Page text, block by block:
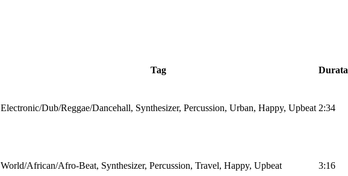
Tag Durata
Electronic/Dub/Reggae/Dancehall, Synthesizer, Percussion, Urban, Happy, Upbeat 2:34
World/African/Afro-Beat, Synthesizer, Percussion, Travel, Happy, Upbeat 3:16